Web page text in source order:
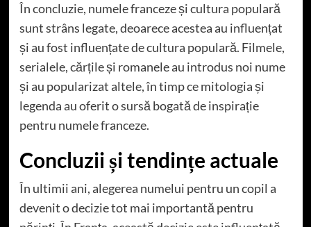
În concluzie, numele franceze și cultura populară
sunt strâns legate, deoarece acestea au influențat
și au fost influențate de cultura populară. Filmele,
serialele, cărțile și romanele au introdus noi nume
și au popularizat altele, în timp ce mitologia și
legenda au oferit o sursă bogată de inspirație
pentru numele franceze.
Concluzii și tendințe actuale
În ultimii ani, alegerea numelui pentru un copil a
devenit o decizie tot mai importantă pentru